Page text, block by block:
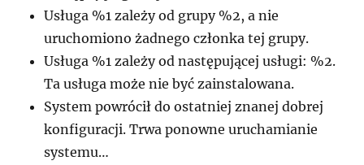
Usługa %1 zależy od grupy %2, a nie
uruchomiono żadnego członka tej grupy.
Usługa %1 zależy od następującej usługi: %2.
Ta usługa może nie być zainstalowana.
System powrócił do ostatniej znanej dobrej
konfiguracji. Trwa ponowne uruchamianie
systemu…